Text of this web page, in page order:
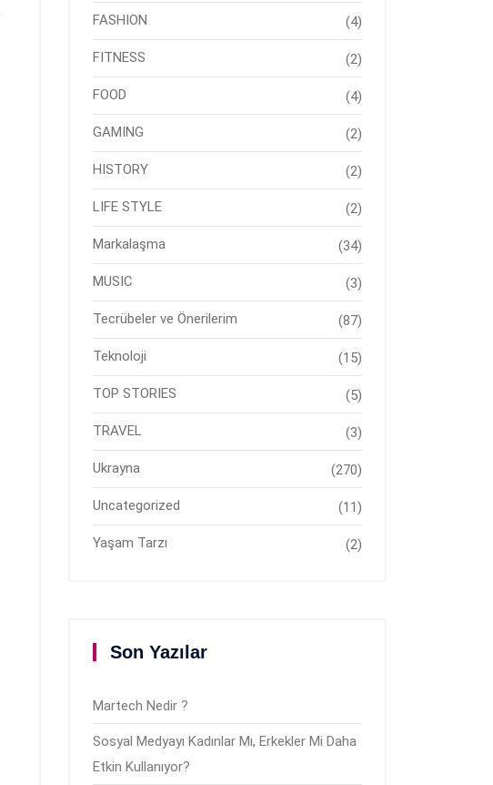
FASHION (4)
FITNESS (2)
FOOD (4)
GAMING (2)
HISTORY (2)
LIFE STYLE (2)
Markalaşma (34)
MUSIC (3)
Tecrübeler ve Önerilerim (87)
Teknoloji (15)
TOP STORIES (5)
TRAVEL (3)
Ukrayna (270)
Uncategorized (11)
Yaşam Tarzı (2)
Son Yazılar
Martech Nedir ?
Sosyal Medyayı Kadınlar Mı, Erkekler Mi Daha
Etkin Kullanıyor?